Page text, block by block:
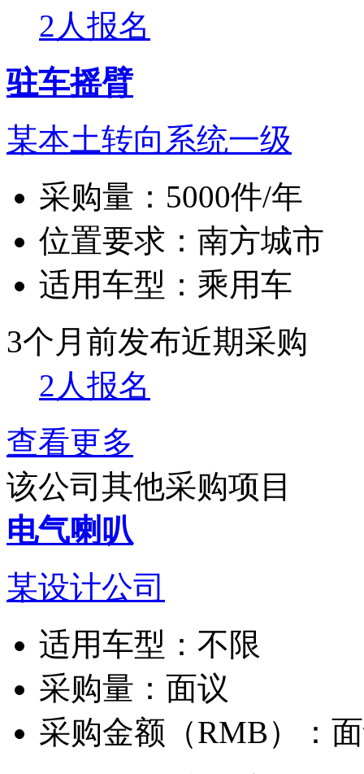
2人报名
驻车摇臂
某本土转向系统一级
采购量： 5000件/年
位置要求： 南方城市
适用车型： 乘用车
3个月前发布近期采购
2人报名
查看更多
该公司其他采购项目
电气喇叭
某设计公司
适用车型： 不限
采购量： 面议
采购金额（RMB）：